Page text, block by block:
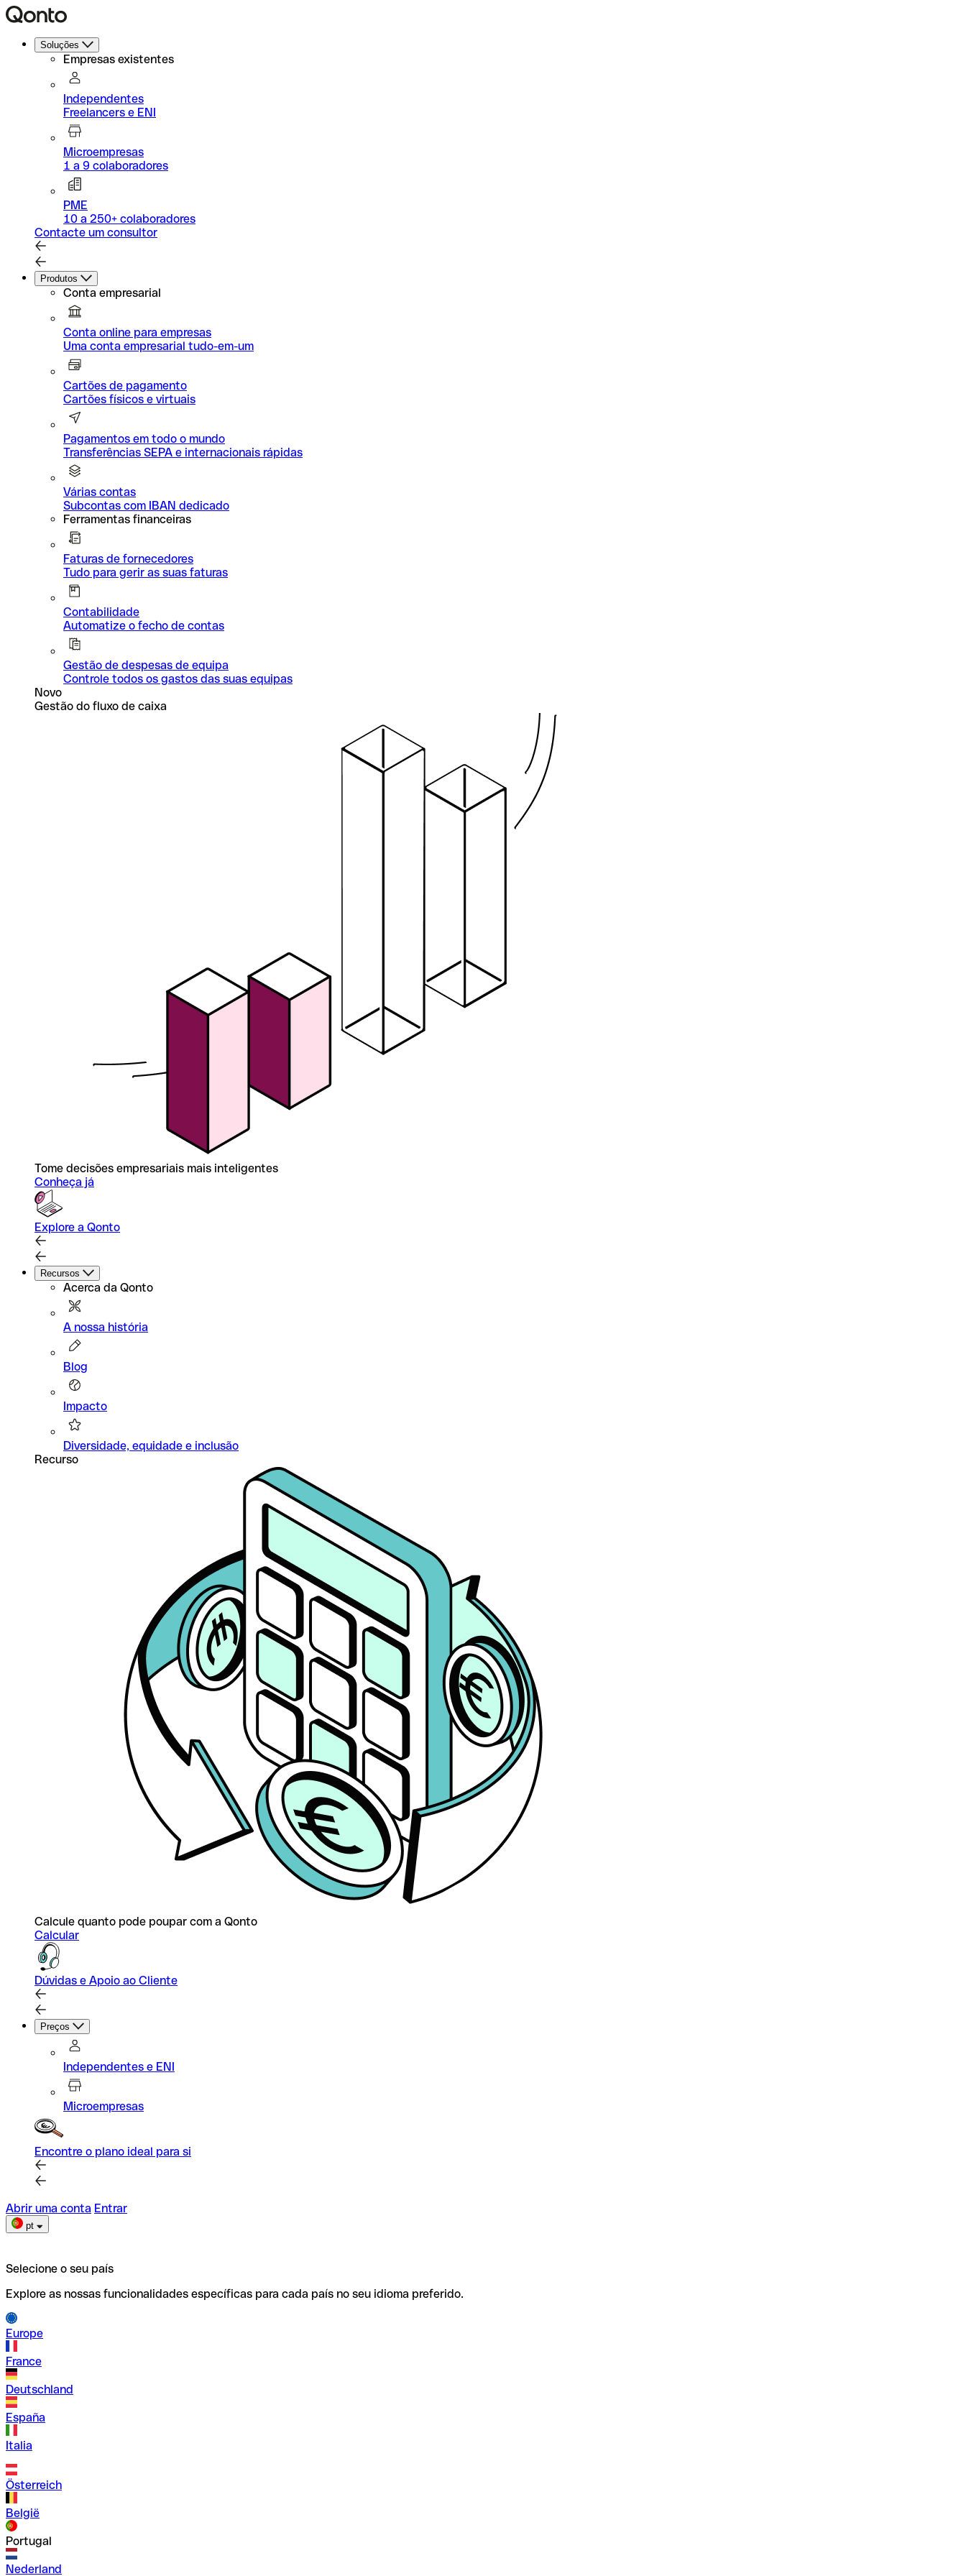
Soluções
Empresas existentes
Independentes
Freelancers e ENI
Microempresas
1 a 9 colaboradores
PME
10 a 250+ colaboradores
Contacte um consultor
Produtos
Conta empresarial
Conta online para empresas
Uma conta empresarial tudo-em-um
Cartões de pagamento
Cartões físicos e virtuais
Pagamentos em todo o mundo
Transferências SEPA e internacionais rápidas
Várias contas
Subcontas com IBAN dedicado
Ferramentas financeiras
Faturas de fornecedores
Tudo para gerir as suas faturas
Contabilidade
Automatize o fecho de contas
Gestão de despesas de equipa
Controle todos os gastos das suas equipas
Novo
Gestão do fluxo de caixa
Tome decisões empresariais mais inteligentes
Conheça já
Explore a Qonto
Recursos
Acerca da Qonto
A nossa história
Blog
Impacto
Diversidade, equidade e inclusão
Recurso
Calcule quanto pode poupar com a Qonto
Calcular
Dúvidas e Apoio ao Cliente
Preços
Independentes e ENI
Microempresas
Encontre o plano ideal para si
Abrir uma conta Entrar
pt
Selecione o seu país
Explore as nossas funcionalidades específicas para cada país no seu idioma preferido.
Europe
France
Deutschland
España
Italia
Österreich
België
Portugal
Nederland